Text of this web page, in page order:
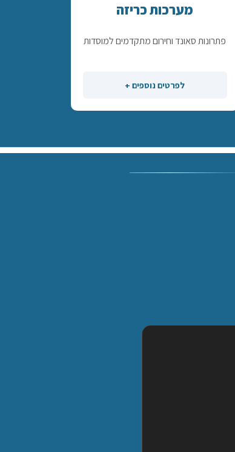
מערכות כריזה
פתרונות סאונד וחירום מתקדמים למוסדות
לפרטים נוספים +